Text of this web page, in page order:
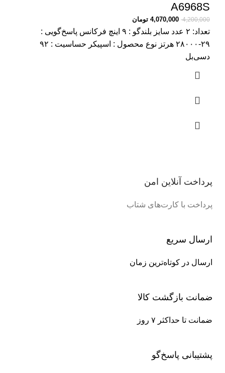
A6968S
4,200,000
4,070,000 تومان
تعداد: ۲ عدد سایز بلندگو : ۹ اینچ فرکانس پاسخ‌گویی :
۲۹-۲۸۰۰۰ هرتز نوع محصول : اسپیکر حساسیت : ۹۲
دسی‌بل
پرداخت آنلاین امن
پرداخت با کارت‌های شتاب
ارسال سریع
ارسال در کوتاه‌ترین زمان
ضمانت بازگشت کالا
ضمانت تا حداکثر ۷ روز
پشتیبانی پاسخ‌گو